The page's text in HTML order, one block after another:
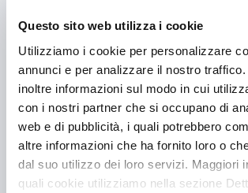
Questo sito web utilizza i cookie
Utilizziamo i cookie per personalizzare
annunci e per analizzare il nostro
inoltre informazioni sul modo in cui
con i nostri partner che si occupano di
web e di pubblicità, i quali potrebbero
altre informazioni che ha fornito loro o
dal suo utilizzo dei loro servizi. Maggiori
quali cookie utilizziamo nella sezione
Hai bisogno di